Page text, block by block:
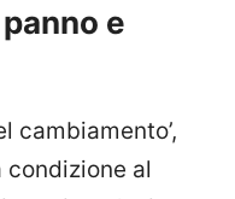
e
cambiamento’,
condizione al